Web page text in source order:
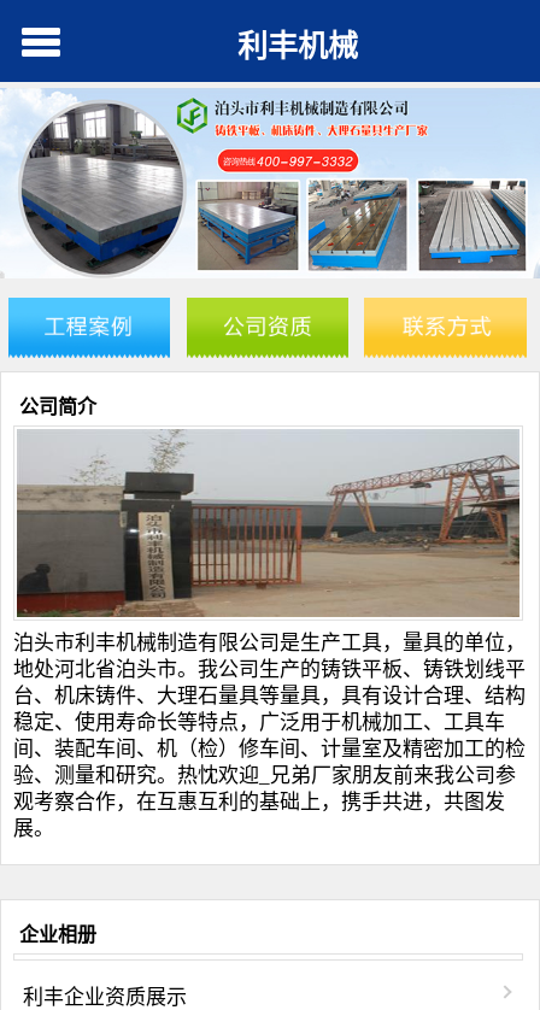
利丰机械
公司简介
泊头市利丰机械制造有限公司是生产工具，量具的单位，
地处河北省泊头市。我公司生产的铸铁平板、 铸铁划线平
台、 机床铸件、 大理石量具等量具，具有设计合理、结构
稳定、使用寿命长等特点，广泛用于机械加工、工具车
间、装配车间、机（检）修车间、计量室及精密加工的检
验、测量和研究。热忱欢迎_兄弟厂家朋友前来我公司参
观考察合作，在互惠互利的基础上，携手共进，共图发
展。
企业相册
利丰企业资质展示